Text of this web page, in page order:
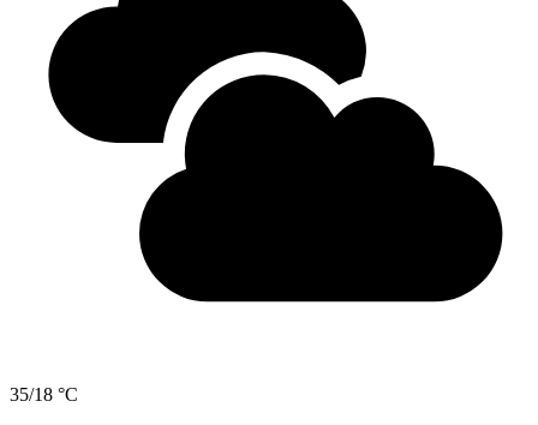
35/18 °C